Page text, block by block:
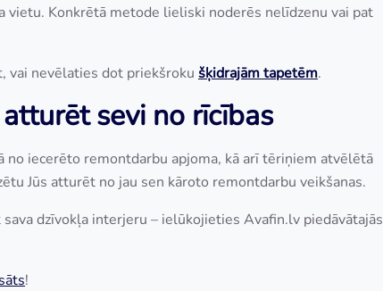
vietu. Konkrētā metode lieliski noderēs nelīdzenu vai pat
vai nevēlaties dot priekšroku šķidrajām tapetēm.
sevi no rīcības
iecerēto remontdarbu apjoma, kā arī tēriņiem atvēlētā
Jūs atturēt no jau sen kāroto remontdarbu veikšanas.
dzīvokļa interjeru – ielūkojieties Avafin.lv piedāvātajās
!